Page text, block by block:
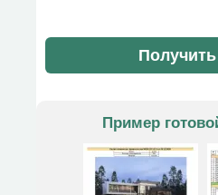
Пример